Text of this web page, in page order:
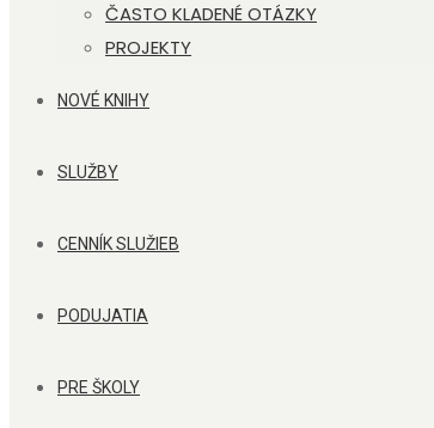
ČASTO KLADENÉ OTÁZKY
PROJEKTY
NOVÉ KNIHY
SLUŽBY
CENNÍK SLUŽIEB
PODUJATIA
PRE ŠKOLY